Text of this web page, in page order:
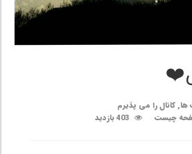
ها,کانال را می پذیرم
چیست
403 بازدید